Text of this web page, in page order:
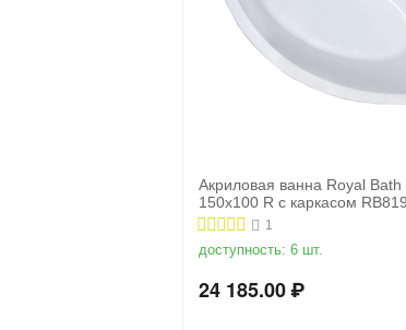
Акриловая ванна Royal Bath
150x100 R с каркасом
1
доступность: 6 шт.
24 185.00₽